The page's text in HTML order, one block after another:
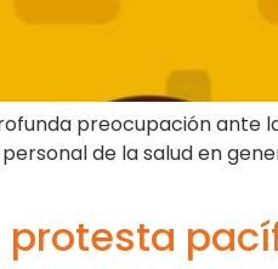
preocupación ante
de la salud en